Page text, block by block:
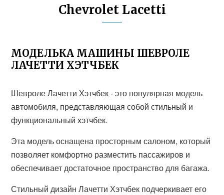
Chevrolet Lacetti
МОДЕЛЬКА МАШИНЫ ШЕВРОЛЕ
ЛАЧЕТТИ ХЭТЧБЕК
Шевроле Лачетти Хэтчбек - это популярная модель
автомобиля, представляющая собой стильный и
функциональный хэтчбек.
Эта модель оснащена просторным салоном, который
позволяет комфортно разместить пассажиров и
обеспечивает достаточное пространство для багажа.
Стильный дизайн Лачетти Хэтчбек подчеркивает его